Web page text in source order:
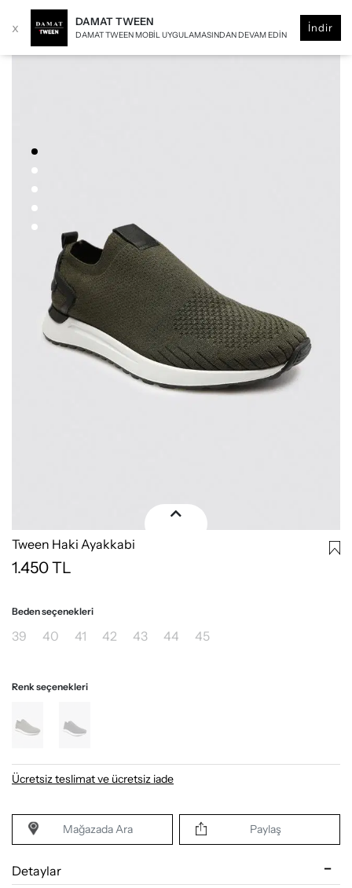
x DAMAT TWEEN
DAMAT TWEEN MOBIL UYGULAMASINDAN DEVAM EDIN
İndir
Tween Haki Ayakkabi
1.450TL
Beden seçenekleri
39 40 41 42 43 44 45
Renk seçenekleri
Ücretsiz teslimat ve ücretsiz iade
Mağazada Ara Paylaş
Detaylar